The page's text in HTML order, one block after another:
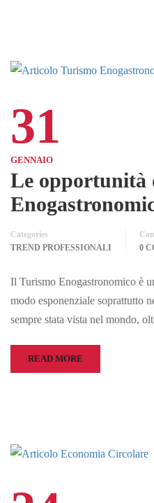
31
GENNAIO
Le opportunità
Categories
TREND PROFESSIONALI
0
Il Turismo Enogastronomico è
modo esponenziale soprattutto
sempre stata vista nel mondo,
READ MORE